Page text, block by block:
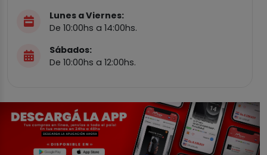
Lunes a Viernes:
De 10:00hs a 14:00hs.
Sábados:
De 10:00hs a 12:00hs.